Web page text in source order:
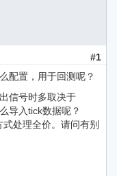
#1
配置，用于回测呢？
信号时多取决于
导入tick数据呢？
处理全价。请问有别